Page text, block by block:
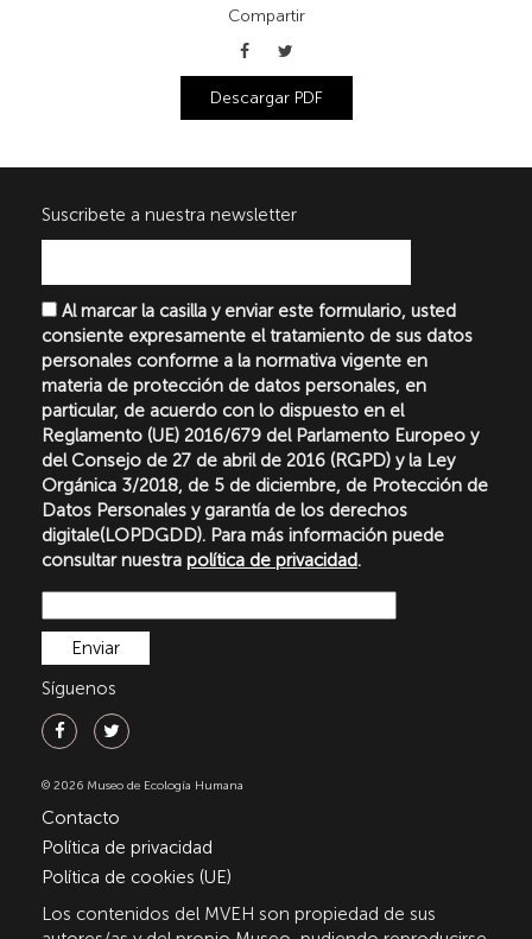
Compartir
Descargar PDF
Suscribete a nuestra newsletter
Al marcar la casilla y enviar este formulario, usted
consiente expresamente el tratamiento de sus datos
personales conforme a la normativa vigente en
materia de protección de datos personales, en
particular, de acuerdo con lo dispuesto en el
Reglamento (UE) 2016/679 del Parlamento Europeo y
del Consejo de 27 de abril de 2016 (RGPD) y la Ley
Orgánica 3/2018, de 5 de diciembre, de Protección de
Datos Personales y garantía de los derechos
digitale(LOPDGDD). Para más información puede
consultar nuestra política de privacidad.
Síguenos
© 2026 Museo de Ecología Humana
Contacto
Política de privacidad
Política de cookies (UE)
Los contenidos del MVEH son propiedad de sus